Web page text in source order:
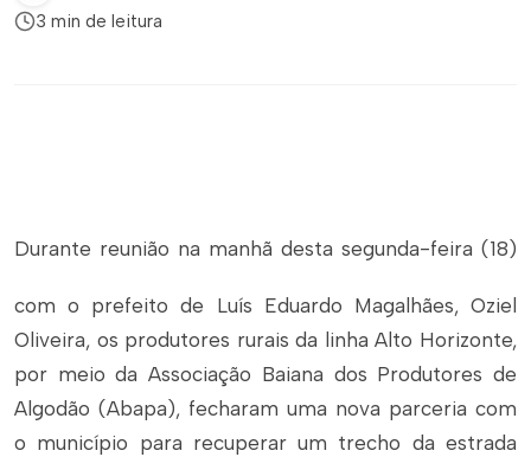
3 min de leitura
Durante reunião na manhã desta segunda-feira (18)
com o prefeito de Luís Eduardo Magalhães, Oziel
Oliveira, os produtores rurais da linha Alto Horizonte,
por meio da Associação Baiana dos Produtores de
Algodão (Abapa), fecharam uma nova parceria com
o município para recuperar um trecho da estrada